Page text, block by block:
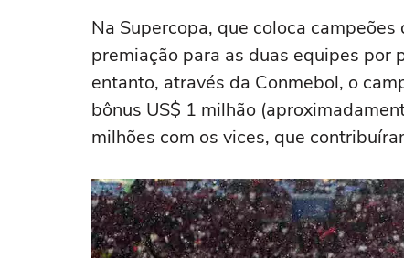
Na Supercopa, que coloca
premiação para as duas equipes por
entanto, através da Conmebol, o
bônus US$ 1 milhão
milhões com os vices, que